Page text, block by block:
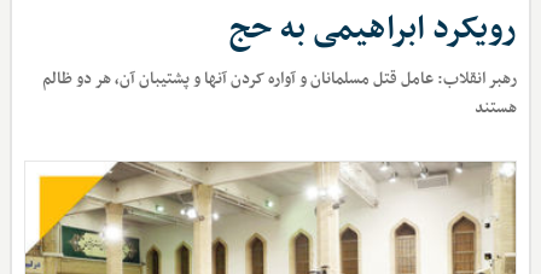
رویکرد ابراهیمی به حج
رهبر انقلاب: عامل قتل مسلمانان و آواره کردن آنها و پشتیبان آن، هر دو ظالم
هستند